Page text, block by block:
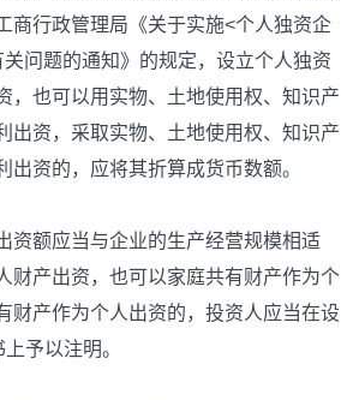
商行政管理局《关于实施<个人独资企
问题的通知》的规定，设立个人独资
，也可以用实物、土地使用权、知识产
出资，采取实物、土地使用权、知识产
出资的，应将其折算成货币数额。
额应当与企业的生产经营规模相适
财产出资，也可以家庭共有财产作为个
财产作为个人出资的，投资人应当在设
予以注明。